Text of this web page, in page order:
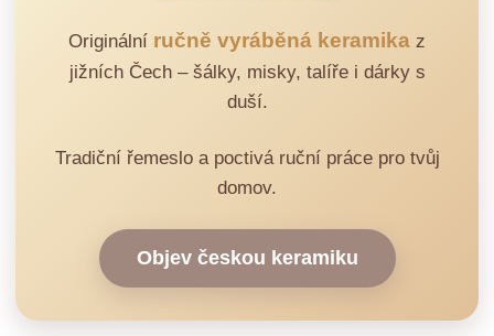
Originální ručně vyráběná keramika z
jižních Čech – šálky, misky, talíře i dárky s
duší.
Tradiční řemeslo a poctivá ruční práce pro tvůj
domov.
Objev českou keramiku